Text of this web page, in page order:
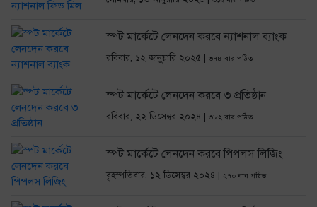
স্পট মার্কেটে লেনদেন করবে ন্যাশনাল ব্যাংক
রবিবার, ১২ জানুয়ারি ২০২৫ | ৩৭৪ বার পঠিত
স্পট মার্কেটে লেনদেন করবে ৩ প্রতিষ্ঠান
রবিবার, ২২ ডিসেম্বর ২০২৪ | ৩৮২ বার পঠিত
স্পট মার্কেটে লেনদেন করবে পিপলস লিজিং
বৃহস্পতিবার, ১২ ডিসেম্বর ২০২৪ | ২৭০ বার পঠিত